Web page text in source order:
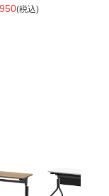
(税込)